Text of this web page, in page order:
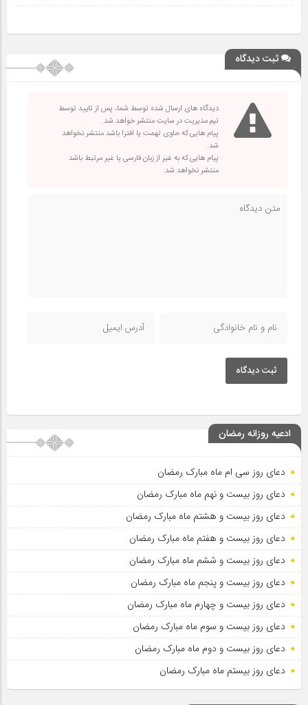
ثبت دیدگاه
دیدگاه های ارسال شده توسط شما، پس از تایید توسط
تیم مدیریت در سایت منتشر خواهد شد.
پیام هایی که حاوی تهمت یا افترا باشد منتشر نخواهد
شد.
پیام هایی که به غیر از زبان فارسی یا غیر مرتبط باشد
منتشر نخواهد شد.
ثبت دیدگاه
ادعیه روزانه رمضان
دعای روز سی ام ماه مبارک رمضان
دعای روز بیست و نهم ماه مبارک رمضان
دعای روز بیست و هشتم ماه مبارک رمضان
دعای روز بیست و هفتم ماه مبارک رمضان
دعای روز بیست و ششم ماه مبارک رمضان
دعای روز بیست و پنجم ماه مبارک رمضان
دعای روز بیست و چهارم ماه مبارک رمضان
دعای روز بیست و سوم ماه مبارک رمضان
دعای روز بیست و دوم ماه مبارک رمضان
دعای روز بیستم ماه مبارک رمضان